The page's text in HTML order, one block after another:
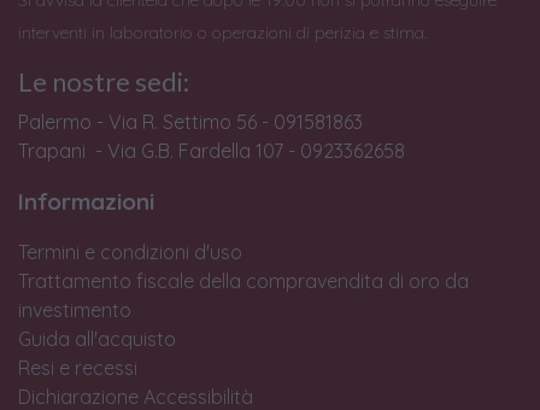
interventi in laboratorio o operazioni di perizia e stima.
Le nostre sedi:
Palermo - Via R. Settimo 56 - 091581863
Trapani - Via G.B. Fardella 107 - 0923362658
Informazioni
Termini e condizioni d'uso
Trattamento fiscale della compravendita di oro da
investimento
Guida all'acquisto
Resi e recessi
Dichiarazione Accessibilità